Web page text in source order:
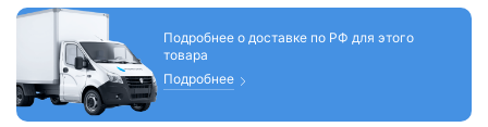
Подробнее о доставке по РФ для этого
товара
Подробнее